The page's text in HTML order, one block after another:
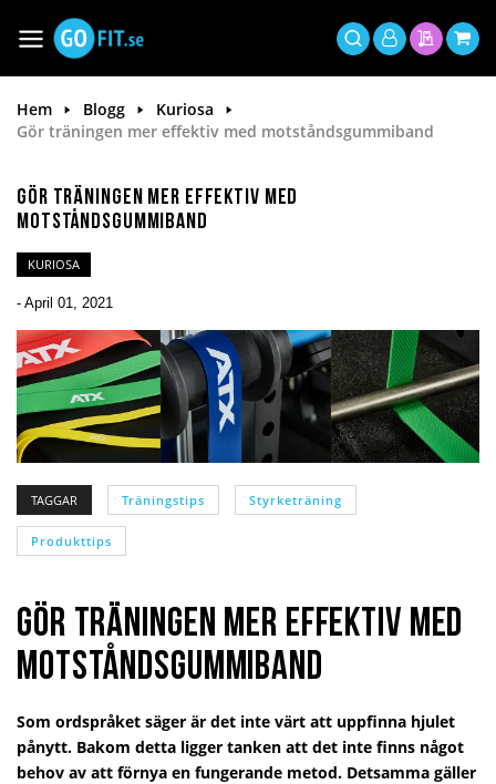
innehållet
Växla
Nav
Sök
Mitt
Min Min
Hem Blogg
Kuriosa
Gör träningen mer effektiv med motståndsgummiband
Gör träningen mer effektiv med
motståndsgummiband
KURIOSA
- April 01, 2021
TAGGAR Träningstips Styrketräning
Produkttips
Gör träningen mer effektiv med
motståndsgummiband
Som ordspråket säger är det inte värt att uppfinna hjulet
pånytt. Bakom detta ligger tanken att det inte finns något
behov av att förnya en fungerande metod. Detsamma gäller